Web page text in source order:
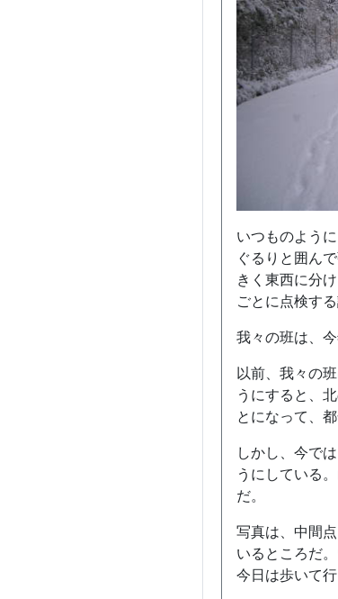
いつものよう
ぐるりと囲ん
きく東西に分
ごとに点検する
我々の班は、
以前、我々の
うにすると、
とになって、
しかし、今で
うにしている
だ。
写真は、中間
いるところだ
今日は歩いて行